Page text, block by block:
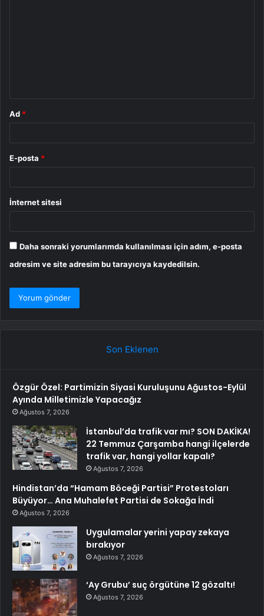
Ad *
E-posta *
İnternet sitesi
Daha sonraki yorumlarımda kullanılması için adım, e-posta
adresim ve site adresim bu tarayıcıya kaydedilsin.
Son Eklenen
Özgür Özel: Partimizin Siyasi Kuruluşunu Ağustos-Eylül
Ayında Milletimizle Yapacağız
Ağustos 7, 2026
İstanbul’da trafik var mı? SON DAKİKA!
22 Temmuz Çarşamba hangi ilçelerde
trafik var, hangi yollar kapalı?
Ağustos 7, 2026
Hindistan’da “Hamam Böceği Partisi” Protestoları
Büyüyor… Ana Muhalefet Partisi de Sokağa İndi
Ağustos 7, 2026
Uygulamalar yerini yapay zekaya
bırakıyor
Ağustos 7, 2026
‘Ay Grubu’ suç örgütüne 12 gözaltı!
Ağustos 7, 2026